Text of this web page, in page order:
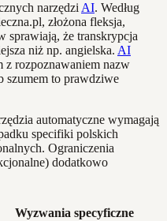
narzędzi AI. Według
złożona fleksja,
sprawiają, że transkrypcja
niż np. angielska. AI
z rozpoznawaniem nazw
szumem to prawdziwe
automatyczne wymagają
specifiki polskich
Ograniczenia
dodatkowo
Wyzwania specyficzne